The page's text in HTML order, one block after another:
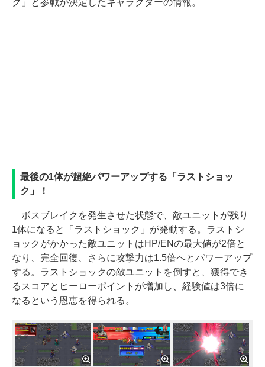
ク」と参戦が決定したキャラクターの情報。
最後の1体が超絶パワーアップする「ラストショッ
ク」！
ボスブレイクを発生させた状態で、敵ユニットが残り
1体になると「ラストショック」が発動する。ラストシ
ョックがかかった敵ユニットはHP/ENの最大値が2倍と
なり、完全回復、さらに攻撃力は1.5倍へとパワーアップ
する。ラストショックの敵ユニットを倒すと、獲得でき
るスコアとヒーローポイントが増加し、経験値は3倍に
なるという恩恵を得られる。